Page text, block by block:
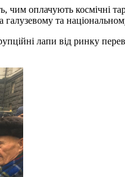
чим оплачують космічні
та
лапи від ринку